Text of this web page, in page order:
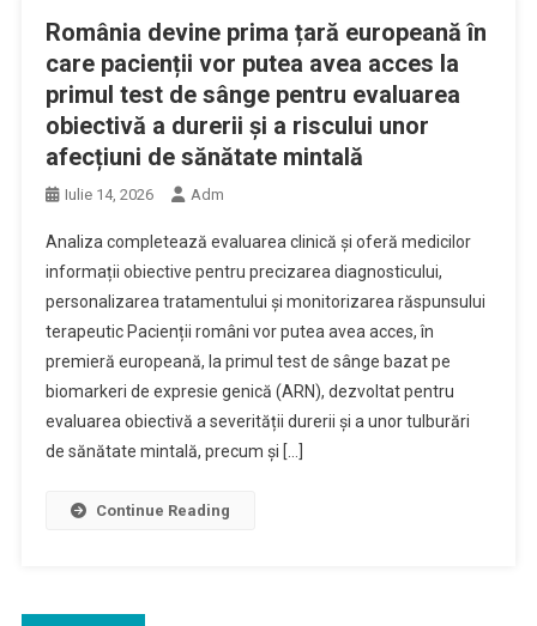
România devine prima țară europeană în
care pacienții vor putea avea acces la
primul test de sânge pentru evaluarea
obiectivă a durerii și a riscului unor
afecțiuni de sănătate mintală
Iulie 14, 2026 Adm
Analiza completează evaluarea clinică și oferă medicilor
informații obiective pentru precizarea diagnosticului,
personalizarea tratamentului și monitorizarea răspunsului
terapeutic Pacienții români vor putea avea acces, în
premieră europeană, la primul test de sânge bazat pe
biomarkeri de expresie genică (ARN), dezvoltat pentru
evaluarea obiectivă a severității durerii și a unor tulburări
de sănătate mintală, precum și […]
Continue Reading